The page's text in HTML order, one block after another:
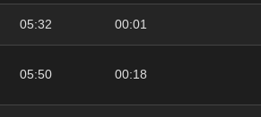
05:32 00:01
05:50 00:18